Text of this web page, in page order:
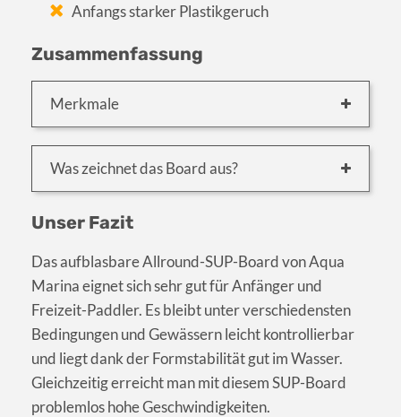
Anfangs starker Plastikgeruch
Zusammenfassung
Merkmale
Was zeichnet das Board aus?
Unser Fazit
Das aufblasbare Allround-SUP-Board von Aqua
Marina eignet sich sehr gut für Anfänger und
Freizeit-Paddler. Es bleibt unter verschiedensten
Bedingungen und Gewässern leicht kontrollierbar
und liegt dank der Formstabilität gut im Wasser.
Gleichzeitig erreicht man mit diesem SUP-Board
problemlos hohe Geschwindigkeiten.